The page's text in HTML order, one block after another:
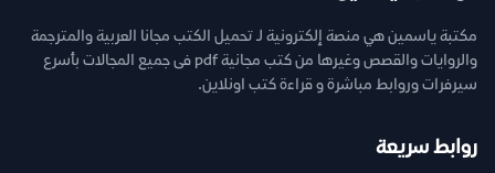
مكتبة ياسمين هي منصة إلكترونية لـ تحميل الكتب مجانا العربية والمترجمة
والروايات والقصص وغيرها من كتب مجانية pdf فى جميع المجالات بأسرع
سيرفرات وروابط مباشرة و قراءة كتب اونلاين.
روابط سريعة